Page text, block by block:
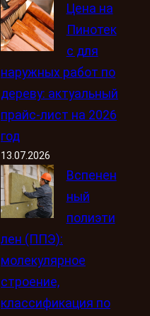
Цена на
Пинотек
с для
наружных работ по
дереву: актуальный
прайс-лист на 2026
год
13.07.2026
Вспенен
ный
полиэти
лен (ППЭ):
молекулярное
строение,
классификация по